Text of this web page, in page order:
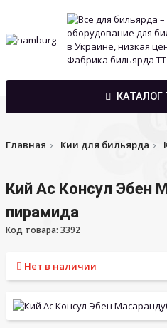
КАТАЛОГ
Главная Кии для бильярда
Кий Ас Консул Эбен
пирамида
Код товара: 3392
Нет в наличии